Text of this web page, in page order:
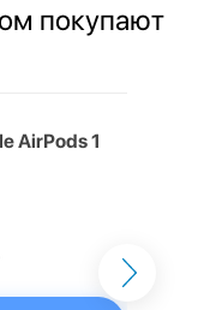
покупают
AirPods 1